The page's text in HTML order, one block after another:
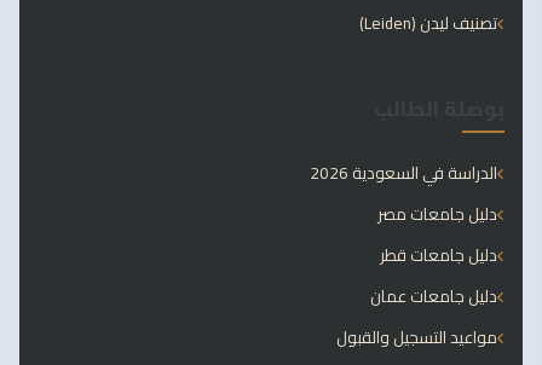
تصنيف ليدن (Leiden)
الدراسة في السعودية 2026
دليل جامعات مصر
دليل جامعات قطر
دليل جامعات عمان
مواعيد التسجيل والقبول